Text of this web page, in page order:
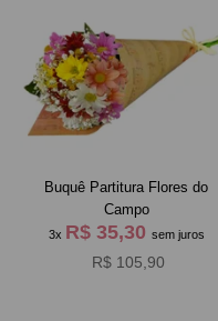
Buquê Partitura Flores do
Campo
3x R$ 35,30 sem juros
R$ 105,90